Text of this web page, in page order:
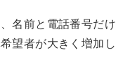
名前と電話番号だけ
望者が大きく増加し